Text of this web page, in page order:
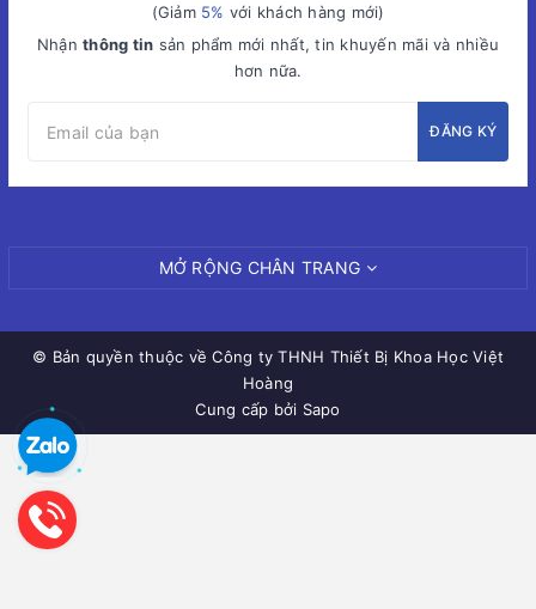
(Giảm 5% với khách hàng mới)
Nhậnthông tin sản phẩm mới nhất, tin khuyến mãi và nhiều
hơn nữa.
ĐĂNG KÝ
MỞ RỘNG CHÂN TRANG
© Bản quyền thuộc vềCông ty THNH Thiết Bị Khoa Học Việt
Hoàng
Cung cấp bởi Sapo